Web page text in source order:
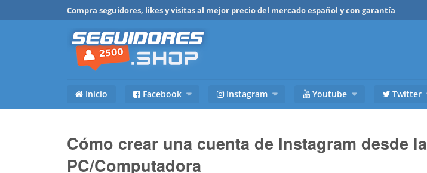
Compra seguidores, likes y visitas al mejor precio del mercado español y con garantía
Inicio Facebook Instagram Youtube Twitter
Cómo crear una cuenta de Instagram desde la
PC/Computadora